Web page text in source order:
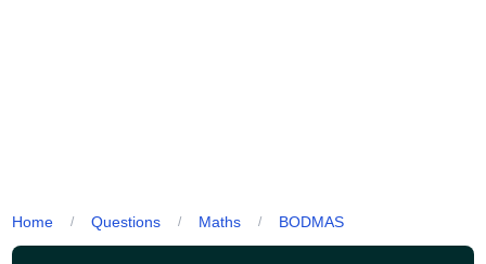
Home / Questions / Maths / BODMAS